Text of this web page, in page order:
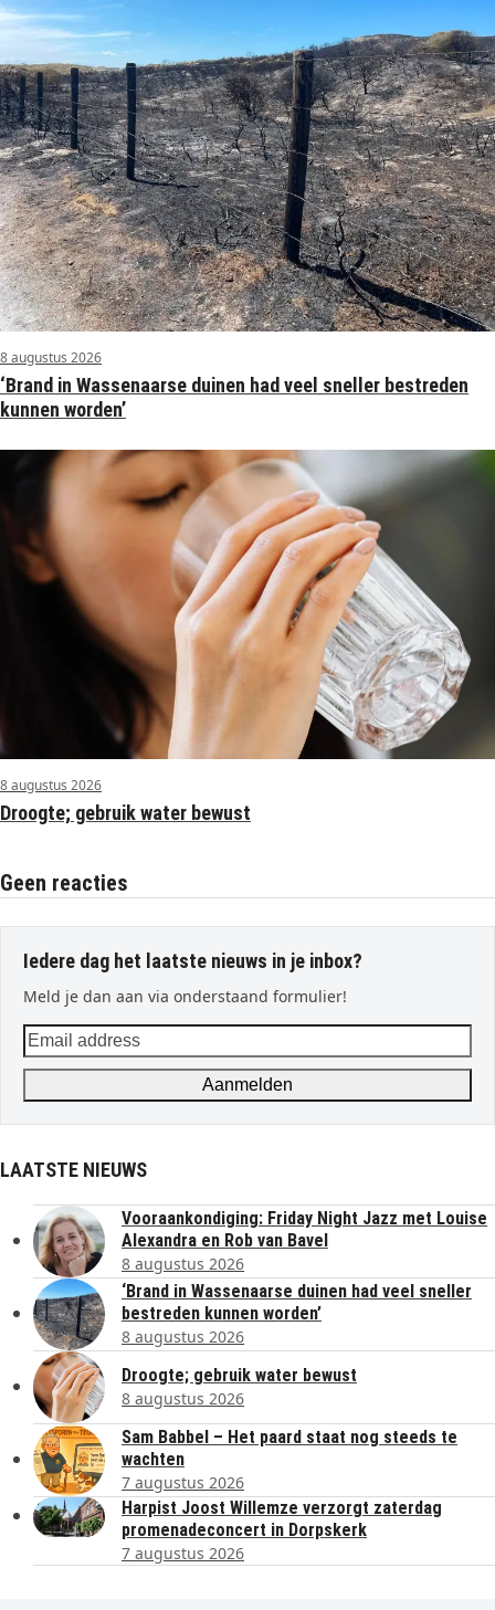
8 augustus 2026
‘Brand in Wassenaarse duinen had veel sneller bestreden
kunnen worden’
8 augustus 2026
Droogte; gebruik water bewust
Geen reacties
Iedere dag het laatste nieuws in je inbox?
Meld je dan aan via onderstaand formulier!
Email
address
Aanmelden
LAATSTE NIEUWS
Vooraankondiging: Friday Night Jazz met Louise
Alexandra en Rob van Bavel
8 augustus 2026
‘Brand in Wassenaarse duinen had veel sneller
bestreden kunnen worden’
8 augustus 2026
Droogte; gebruik water bewust
8 augustus 2026
Sam Babbel – Het paard staat nog steeds te
wachten
7 augustus 2026
Harpist Joost Willemze verzorgt zaterdag
promenadeconcert in Dorpskerk
7 augustus 2026